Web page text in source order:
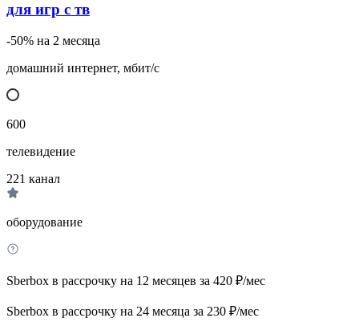
для игр с тв
-50% на 2 месяца
домашний интернет, мбит/с
600
телевидение
221 канал
оборудование
Sberbox в рассрочку на 12 месяцев за 420 ₽/мес
Sberbox в рассрочку на 24 месяца за 230 ₽/мес